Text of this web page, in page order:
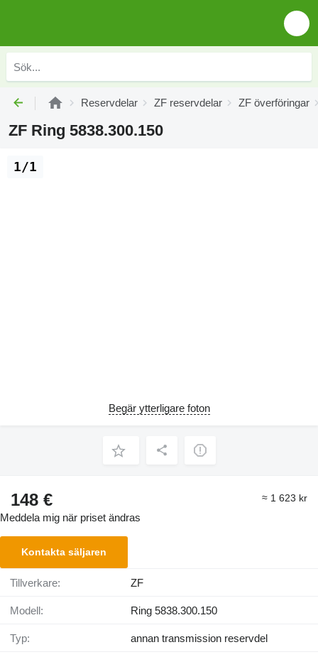
Reservdelar ZF reservdelar ZF överföringar
ZF Ring 5838.300.150
1/1
Begär ytterligare foton
148 € ≈ 1 623 kr
Meddela mig när priset ändras
Kontakta säljaren
Tillverkare: ZF
Modell: Ring 5838.300.150
Typ: annan transmission reservdel